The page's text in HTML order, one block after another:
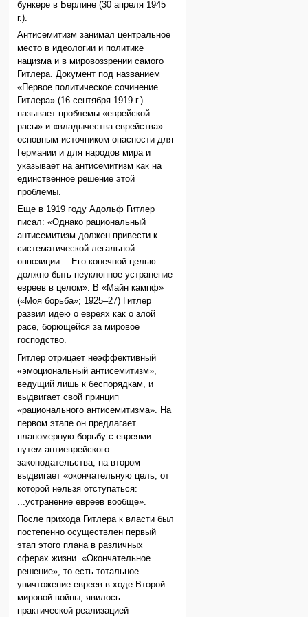
бункере в Берлине (30 апреля 1945
г.).
Антисемитизм занимал центральное
место в идеологии и политике
нацизма и в мировоззрении самого
Гитлера. Документ под названием
«Первое политическое сочинение
Гитлера» (16 сентября 1919 г.)
называет проблемы «еврейской
расы» и «владычества еврейства»
основным источником опасности для
Германии и для народов мира и
указывает на антисемитизм как на
единственное решение этой
проблемы.
Еще в 1919 году Адольф Гитлер
писал: «Однако рациональный
антисемитизм должен привести к
систематической легальной
оппозиции… Его конечной целью
должно быть неуклонное устранение
евреев в целом». В «Майн кампф»
(«Моя борьба»; 1925–27) Гитлер
развил идею о евреях как о злой
расе, борющейся за мировое
господство.
Гитлер отрицает неэффективный
«эмоциональный антисемитизм»,
ведущий лишь к беспорядкам, и
выдвигает свой принцип
«рационального антисемитизма». На
первом этапе он предлагает
планомерную борьбу с евреями
путем антиеврейского
законодательства, на втором —
выдвигает «окончательную цель, от
которой нельзя отступаться:
...устранение евреев вообще».
После прихода Гитлера к власти был
постепенно осуществлен первый
этап этого плана в различных
сферах жизни. «Окончательное
решение», то есть тотальное
уничтожение евреев в ходе Второй
мировой войны, явилось
практической реализацией